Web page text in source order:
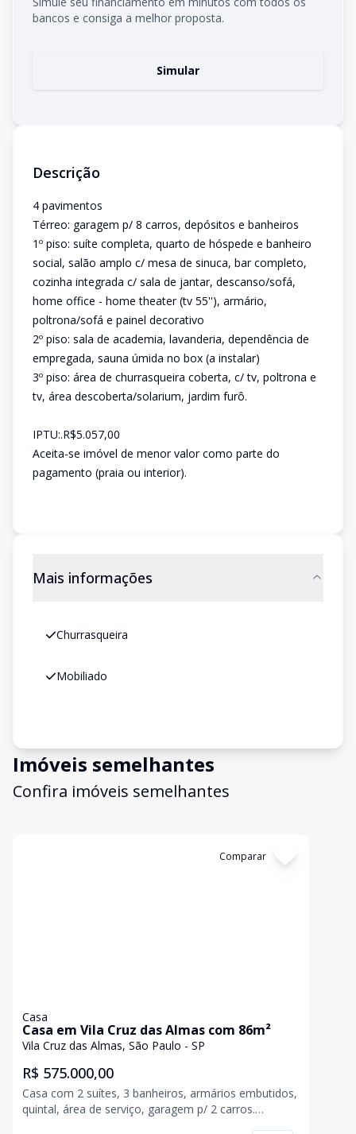
bancos e consiga a melhor proposta.
Simular
Descrição
4 pavimentos
Térreo: garagem p/ 8 carros, depósitos e banheiros
1º piso: suíte completa, quarto de hóspede e banheiro
social, salão amplo c/ mesa de sinuca, bar completo,
cozinha integrada c/ sala de jantar, descanso/sofá,
home office - home theater (tv 55''), armário,
poltrona/sofá e painel decorativo
2º piso: sala de academia, lavanderia, dependência de
empregada, sauna úmida no box (a instalar)
3º piso: área de churrasqueira coberta, c/ tv, poltrona e
tv, área descoberta/solarium, jardim furô.
IPTU:.R$5.057,00
Aceita-se imóvel de menor valor como parte do
pagamento (praia ou interior).
Mais informações
Churrasqueira
Mobiliado
Imóveis semelhantes
Confira imóveis semelhantes
Comparar
Casa
Casa em Vila Cruz das Almas com 86m²
Vila Cruz das Almas, São Paulo - SP
R$ 575.000,00
Casa com 2 suítes, 3 banheiros, armários embutidos,
quintal, área de serviço, garagem p/ 2 carros.